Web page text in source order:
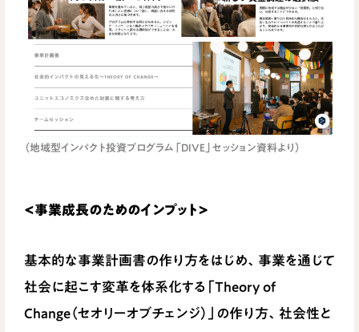
（地域型インパクト投資プログラム「DIVE」セッション資料より）
<事業成長のためのインプット>
基本的な事業計画書の作り方をはじめ、事業を通じて
社会に起こす変革を体系化する「Theory of
Change（セオリーオブチェンジ）」の作り方、社会性と